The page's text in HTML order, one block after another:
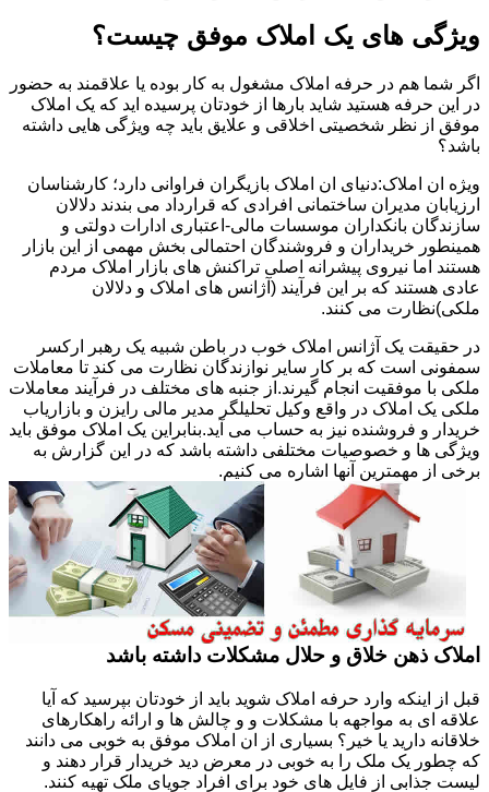
ویژگی های یک املاک موفق چیست؟
اگر شما هم در حرفه املاک مشغول به کار بوده یا علاقمند به حضور
در این حرفه هستید شاید بارها از خودتان پرسیده اید که یک املاک
موفق از نظر شخصیتی اخلاقی و علایق باید چه ویژگی هایی داشته
باشد؟
ویژه ان املاک:دنیای ان املاک بازیگران فراوانی دارد؛ کارشناسان
ارزیابان مدیران ساختمانی افرادی که قرارداد می بندند دلالان
سازندگان بانکداران موسسات مالی-اعتباری ادارات دولتی و
همینطور خریداران و فروشندگان احتمالی بخش مهمی از این بازار
هستند اما نیروی پیشرانه اصلی تراکنش های بازار املاک مردم
عادی هستند که بر این فرآیند (آژانس های املاک و دلالان
ملکی)نظارت می کنند.
در حقیقت یک آژانس املاک خوب در باطن شبیه یک رهبر ارکسر
سمفونی است که بر کار سایر نوازندگان نظارت می کند تا معاملات
ملکی با موفقیت انجام گیرند.از جنبه های مختلف در فرآیند معاملات
ملکی یک املاک در واقع وکیل تحلیلگر مدیر مالی رایزن و بازاریاب
خریدار و فروشنده نیز به حساب می آید.بنابراین یک املاک موفق باید
ویژگی ها و خصوصیات مختلفی داشته باشد که در این گزارش به
برخی از مهمترین آنها اشاره می کنیم.
املاک ذهن خلاق و حلال مشکلات داشته باشد
قبل از اینکه وارد حرفه املاک شوید باید از خودتان بپرسید که آیا
علاقه ای به مواجهه با مشکلات و و چالش ها و ارائه راهکارهای
خلاقانه دارید یا خیر؟ بسیاری از ان املاک موفق به خوبی می دانند
که چطور یک ملک را به خوبی در معرض دید خریدار قرار دهند و
لیست جذابی از فایل های خود برای افراد جویای ملک تهیه کنند.